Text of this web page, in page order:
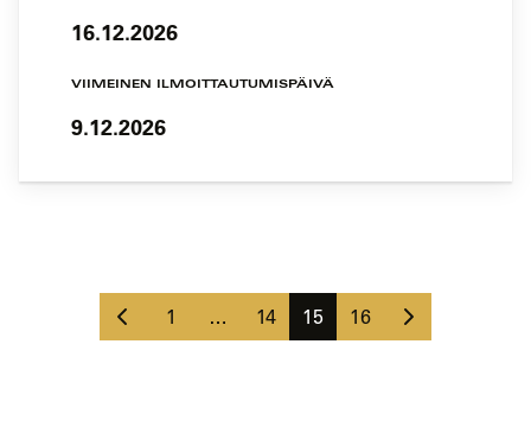
16.12.2026
VIIMEINEN ILMOITTAUTUMISPÄIVÄ
9.12.2026
Edellinen
Sivu
1 … Sivu
14 Sivu
15 Sivu
16
Seuraava
sivu